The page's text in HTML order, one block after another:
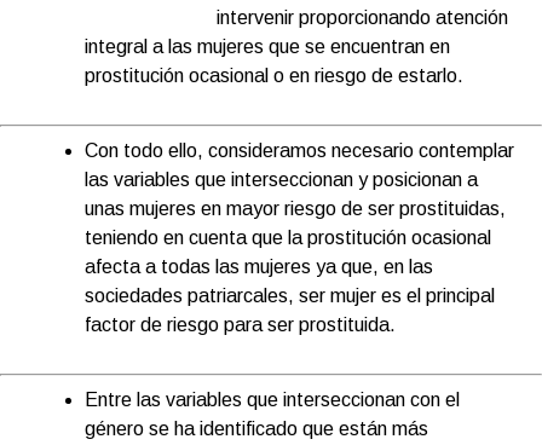
intervenir proporcionando atención
integral a las mujeres que se encuentran en
prostitución ocasional o en riesgo de estarlo.
Con todo ello, consideramos necesario contemplar
las variables que interseccionan y posicionan a
unas mujeres en mayor riesgo de ser prostituidas,
teniendo en cuenta que la prostitución ocasional
afecta a todas las mujeres ya que, en las
sociedades patriarcales, ser mujer es el principal
factor de riesgo para ser prostituida.
Entre las variables que interseccionan con el
género se ha identificado que están más